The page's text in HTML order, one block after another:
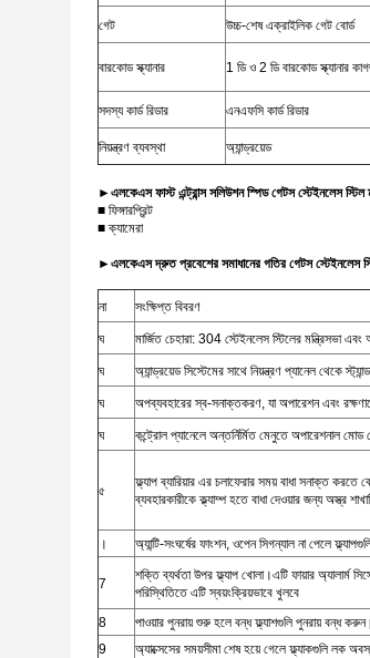
গেট উচ্চ-শেষ এক্রাইলিক গেট বোর্ড
বারকোড স্ক্যানার 1 ডি ও 2 ডি বারকোড স্ক্যানার
সদস্য কার্ড রিডার এনএফসি কার্ড রিডার
নিয়ন্ত্রণ ব্যবস্থা অ্যান্ড্রয়েড
►এলকেএস ফাস্ট এন্ট্রান্স সলিউশন স্পিড গেটস স্টেইনলেস স্টিল
■ ফিঙ্গারপ্রিন্ট
■ ক্যামেরা
►এলকেএস দ্রুত প্রবেশের সমাধানের গতির গেটস স্টেইনলেস
না সংক্ষিপ্ত বিবরণ
ঘ মার্জিত চেহারা: 304 স্টেইনলেস স্টিলের মন্ত্রিসভা
ঘ অ্যান্ড্রয়েড সিস্টেমের সাথে নিয়ন্ত্রণ প্যানেল থেকে
ঘ অপব্যবহারের স্ব-সনাক্তকরণ, যা অপারেশন এবং
ঘ কন্ট্রোল প্যানেলে অন্তর্নির্মিত মেনুতে অপারেশনাল
৫
ফ্ল্যাপ ব্যারিয়ার এর চলাফেরার সময় বাধা সনাক্ত
ব্যবহারকারীকে ক্ল্যাম্প হতে বাধা দেওয়ার জন্য অস্ত্র
। অ্যান্টি-সংঘর্ষের ফাংশন, ওপেন সিগন্যাল না পেলে
7
শক্তি ব্যর্থতা উপর ফ্ল্যাপ খোলা।এটি ফায়ার
পরিস্থিতিতে এটি স্বয়ংক্রিয়ভাবে খুলবে
8
পাওয়ার পুনরায় শুরু হলে বন্ধ ফ্ল্যাশগুলি পুনরায় বন্ধ
9
অ্যাক্সেসের সময়সীমা শেষ হয়ে গেলে ফ্ল্যাকগুলি লক